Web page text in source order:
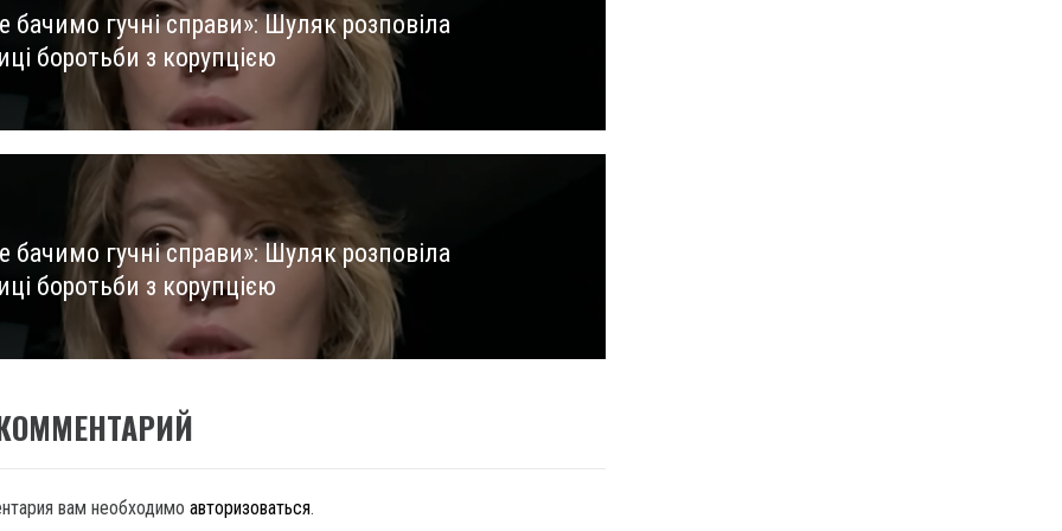
бачимо гучні справи»: Шуляк розповіла
боротьби з корупцією
бачимо гучні справи»: Шуляк розповіла
боротьби з корупцією
вам необходимо авторизоваться.